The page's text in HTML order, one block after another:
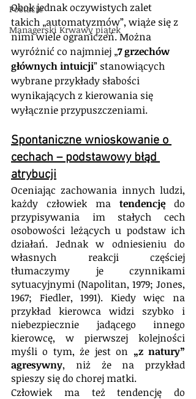
Postacie
Managerski Krwawy piątek
Obok jednak oczywistych zalet
takich „automatyzmów”, wiąże się z
nimi wiele ograniczeń. Można
wyróżnić co najmniej „7 grzechów
głównych intuicji” stanowiących
wybrane przykłady słabości
wynikających z kierowania się
wyłącznie przypuszczeniami.
Spontaniczne wnioskowanie o
cechach – podstawowy błąd
atrybucji
Oceniając zachowania innych ludzi,
każdy człowiek ma tendencję do
przypisywania im stałych cech
osobowości leżących u podstaw ich
działań. Jednak w odniesieniu do
własnych reakcji częściej
tłumaczymy je czynnikami
sytuacyjnymi (Napolitan, 1979; Jones,
1967; Fiedler, 1991). Kiedy więc na
przykład kierowca widzi szybko i
niebezpiecznie jadącego innego
kierowcę, w pierwszej kolejności
myśli o tym, że jest on „z natury”
agresywny, niż że na przykład
spieszy się do chorej matki.
Człowiek ma też tendencję do